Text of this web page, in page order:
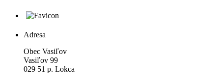
Adresa
Obec Vasiľov
Vasiľov 99
029 51 p. Lokca